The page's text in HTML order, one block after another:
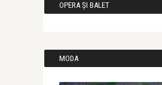
OPERA ȘI BALET
MODA